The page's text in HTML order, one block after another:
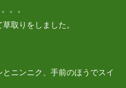
。。
取りをしました。
ニンニク、手前のほうでスイ